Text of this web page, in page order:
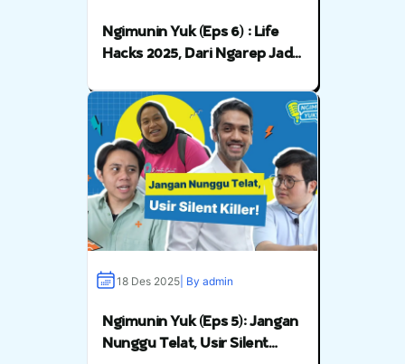
Ngimunin Yuk (Eps 6) : Life
Hacks 2025, Dari Ngarep Jadi
18 Des 2025 | By admin
Ngimunin Yuk (Eps 5): Jangan
Nunggu Telat, Usir Silent